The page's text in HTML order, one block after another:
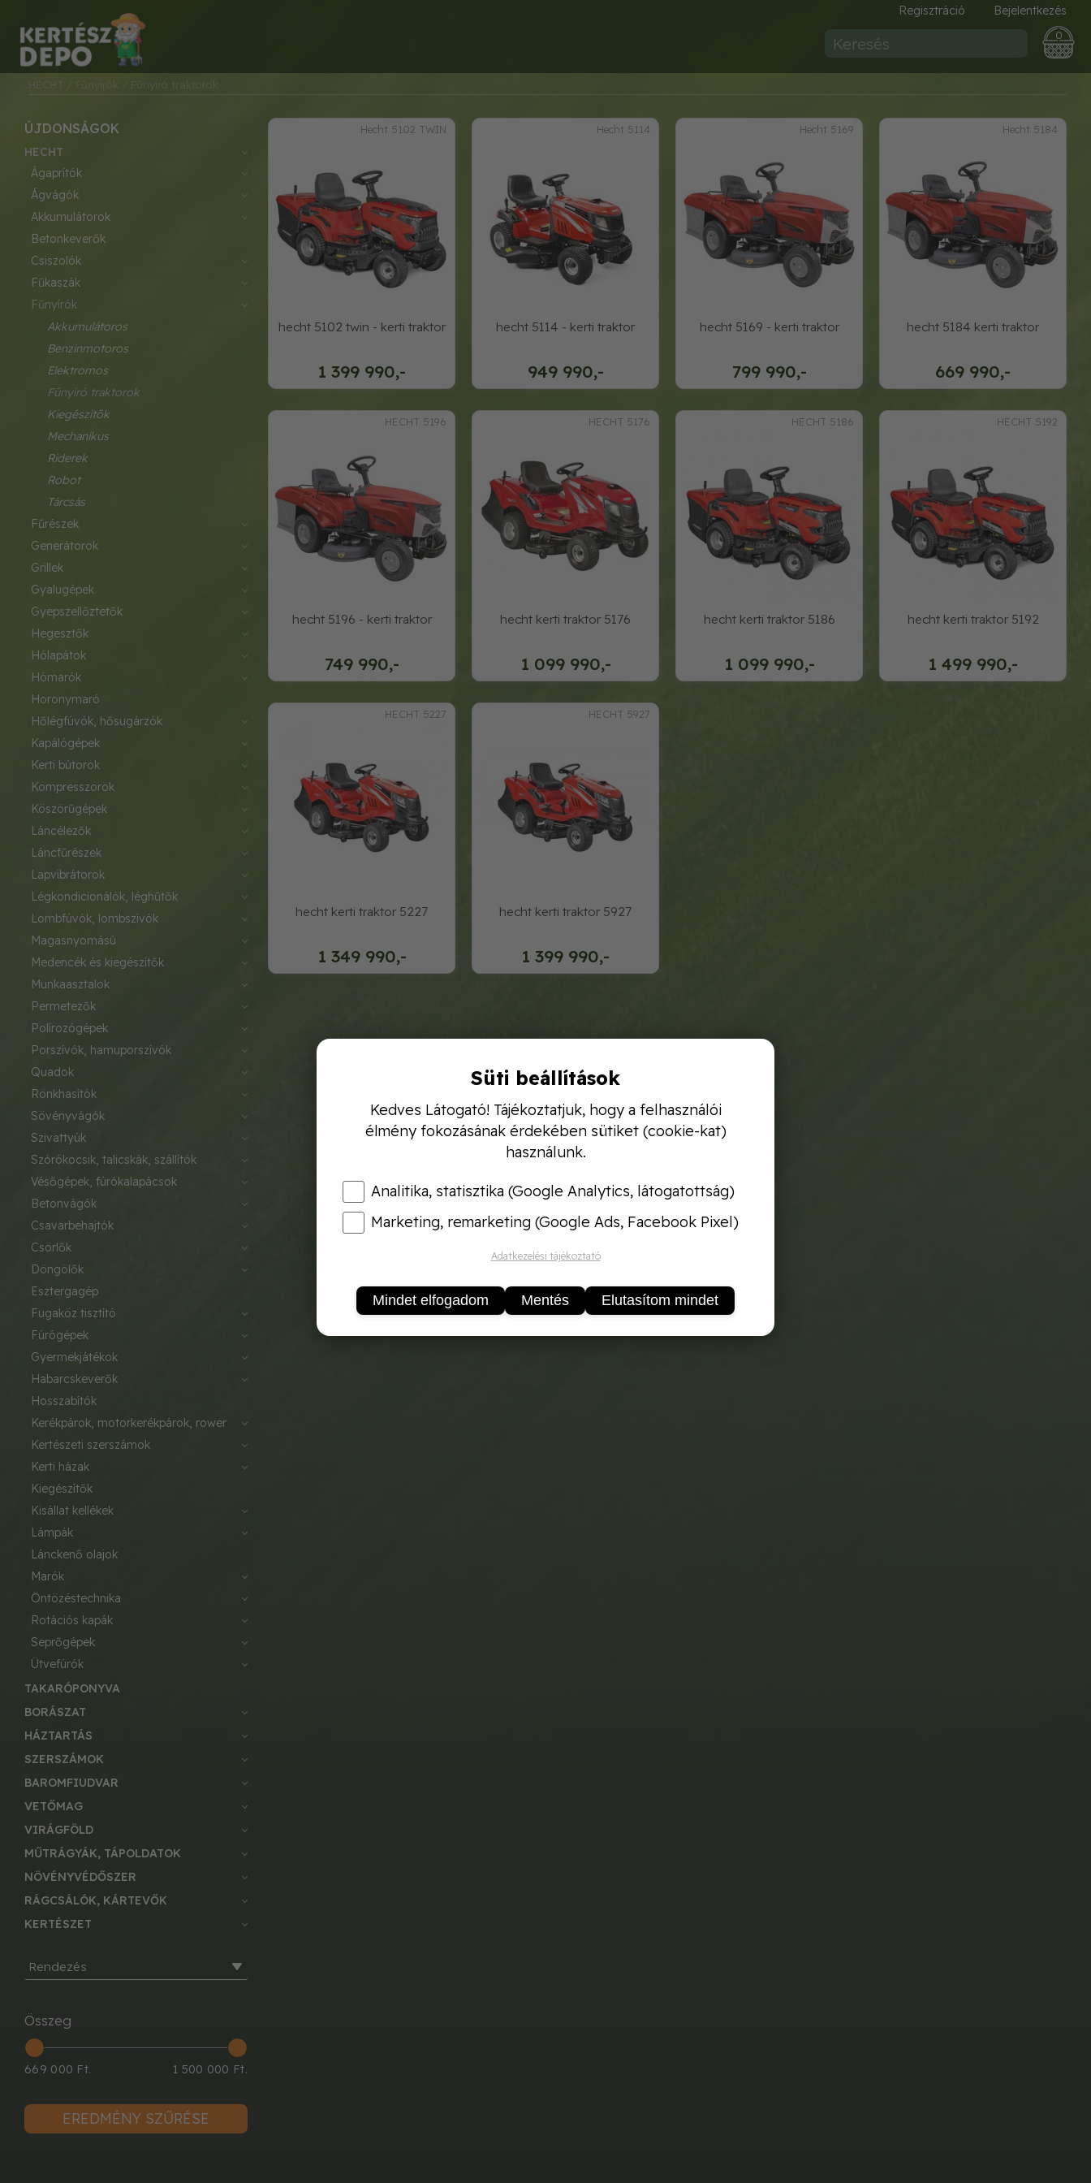
Regisztráció Bejelentkezés
0
HECHT / Fűnyírók / Fűnyíró traktorok
Hecht 5102 TWIN
1 399 990,-
hecht 5102 twin - kerti traktor
Hecht 5114
949 990,-
hecht 5114 - kerti traktor
Hecht 5169
799 990,-
hecht 5169 - kerti traktor
Hecht 5184
669 990,-
hecht 5184 kerti traktor
HECHT 5196
749 990,-
hecht 5196 - kerti traktor
HECHT 5176
1 099 990,-
hecht kerti traktor 5176
HECHT 5186
1 099 990,-
hecht kerti traktor 5186
HECHT 5192
1 499 990,-
hecht kerti traktor 5192
HECHT 5227
1 349 990,-
hecht kerti traktor 5227
HECHT 5927
1 399 990,-
hecht kerti traktor 5927
ÚJDONSÁGOK
HECHT
ágaprítók
ágvágók
akkumulátorok
betonkeverők
csiszolók
fűkaszák
fűnyírók
akkumulátoros
benzinmotoros
elektromos
fűnyíró traktorok
kiegészítők
mechanikus
riderek
robot
tárcsás
fűrészek
generátorok
grillek
gyalugépek
gyepszellőztetők
hegesztők
hólapátok
hómarók
horonymaró
hőlégfúvók, hősugárzók
kapálógépek
kerti bútorok
kompresszorok
köszörűgépek
láncélezők
láncfűrészek
lapvibrátorok
légkondicionálók, léghűtők
lombfúvók, lombszívók
magasnyomású
medencék és kiegészítők
munkaasztalok
permetezők
polírozógépek
porszívók, hamuporszívók
quadok
rönkhasítók
sövényvágók
szivattyúk
szórókocsik, talicskák, szállítók
vésőgépek, fúrókalapácsok
betonvágók
csavarbehajtók
csörlők
döngölők
esztergagép
fugaköz tisztító
fúrógépek
gyermekjátékok
habarcskeverők
hosszabítók
kerékpárok, motorkerékpárok, rower
kertészeti szerszámok
kerti házak
kiegészítők
kisállat kellékek
lámpák
lánckenő olajok
marók
öntözéstechnika
rotációs kapák
seprőgépek
ütvefúrók
TAKARÓPONYVA
BORÁSZAT
HÁZTARTÁS
SZERSZÁMOK
BAROMFIUDVAR
VETŐMAG
VIRÁGFÖLD
MŰTRÁGYÁK, TÁPOLDATOK
NÖVÉNYVÉDŐSZER
RÁGCSÁLÓK, KÁRTEVŐK
KERTÉSZET
Rendezés
Összeg
669 000 Ft. 1 500 000 Ft.
EREDMÉNY SZŰRÉSE
Süti beállítások
Kedves Látogató! Tájékoztatjuk, hogy a felhasználói
élmény fokozásának érdekében sütiket (cookie-kat)
használunk.
Analitika, statisztika (Google Analytics, látogatottság)
Marketing, remarketing (Google Ads, Facebook Pixel)
Adatkezelési tájékoztató
Mindet elfogadom Mentés Elutasítom mindet